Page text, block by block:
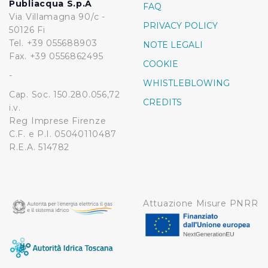
Publiacqua S.p.A
Via Villamagna 90/c -
50126 Fi
Tel. +39 055688903
Fax. +39 0556862495
-
Cap. Soc. 150.280.056,72
i.v.
Reg Imprese Firenze
C.F. e P.I. 05040110487
R.E.A. 514782
FAQ
PRIVACY POLICY
NOTE LEGALI
COOKIE
WHISTLEBLOWING
CREDITS
Attuazione Misure PNRR